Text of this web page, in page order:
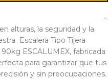
alturas, la seguridad y la
Escalera Tipo Tijera
ESCALUMEX, fabricada
para garantizar que tus
y sin preocupaciones.